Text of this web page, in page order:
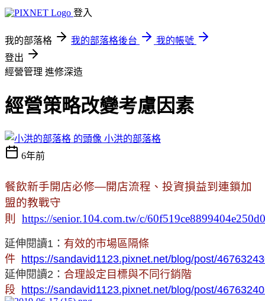
登入
我的部落格 我的部落格後台
我的帳號
登出
經營管理 進修深造
經營策略改變考慮因素
小洪的部落格
6年前
餐飲新手開店必修—開店流程、投資損益到連鎖加
盟的教戰守
則
https://senior.104.com.tw/c/
延伸閱讀1： 有效的市場區隔條
件 https://sandavid1123.pixnet.net/blog/post/
延伸閱讀2 ： 合理設定目標與不同行銷階
段 https://sandavid1123.pixnet.net/blog/post/